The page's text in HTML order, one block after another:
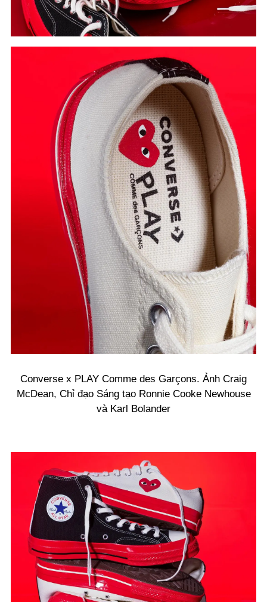
Converse x PLAY Comme des Garçons. Ảnh Craig
McDean, Chỉ đạo Sáng tạo Ronnie Cooke Newhouse
và Karl Bolander